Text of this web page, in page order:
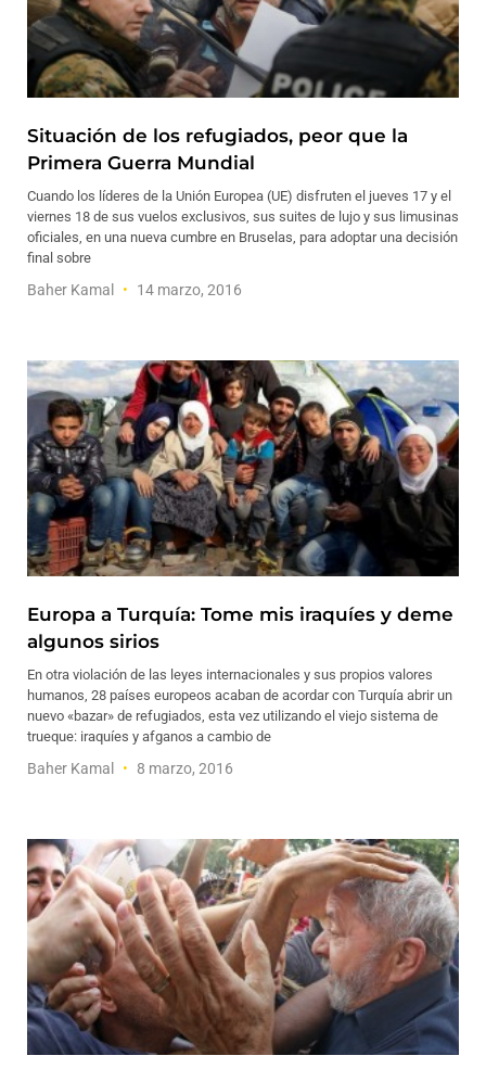
Situación de los refugiados, peor que la
Primera Guerra Mundial
Cuando los líderes de la Unión Europea (UE) disfruten el jueves 17 y el
viernes 18 de sus vuelos exclusivos, sus suites de lujo y sus limusinas
oficiales, en una nueva cumbre en Bruselas, para adoptar una decisión
final sobre
Baher Kamal 14 marzo, 2016
Europa a Turquía: Tome mis iraquíes y deme
algunos sirios
En otra violación de las leyes internacionales y sus propios valores
humanos, 28 países europeos acaban de acordar con Turquía abrir un
nuevo «bazar» de refugiados, esta vez utilizando el viejo sistema de
trueque: iraquíes y afganos a cambio de
Baher Kamal 8 marzo, 2016